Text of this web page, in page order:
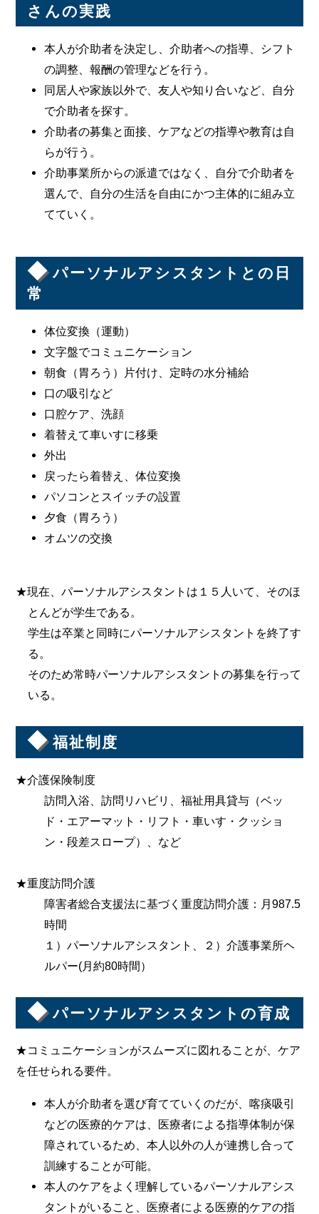
さんの実践
本人が介助者を決定し、介助者への指導、シフト
の調整、報酬の管理などを行う。
同居人や家族以外で、友人や知り合いなど、自分
で介助者を探す。
介助者の募集と面接、ケアなどの指導や教育は自
らが行う。
介助事業所からの派遣ではなく、自分で介助者を
選んで、自分の生活を自由にかつ主体的に組み立
てていく。
◆ パーソナルアシスタントとの日
常
体位変換（運動）
文字盤でコミュニケーション
朝食（胃ろう）片付け、定時の水分補給
口の吸引など
口腔ケア、洗顔
着替えて車いすに移乗
外出
戻ったら着替え、体位変換
パソコンとスイッチの設置
夕食（胃ろう）
オムツの交換
★現在、パーソナルアシスタントは１５人いて、そのほ
とんどが学生である。
学生は卒業と同時にパーソナルアシスタントを終了す
る。
そのため常時パーソナルアシスタントの募集を行って
いる。
◆ 福祉制度
★介護保険制度
訪問入浴、訪問リハビリ、福祉用具貸与（ベッ
ド・エアーマット・リフト・車いす・クッショ
ン・段差スロープ）、など
★重度訪問介護
障害者総合支援法に基づく重度訪問介護：月987.5
時間
１）パーソナルアシスタント、２）介護事業所ヘ
ルパー(月約80時間）
◆ パーソナルアシスタントの育成
★コミュニケーションがスムーズに図れることが、ケア
を任せられる要件。
本人が介助者を選び育てていくのだが、喀痰吸引
などの医療的ケアは、医療者による指導体制が保
障されているため、本人以外の人が連携し合って
訓練することが可能。
本人のケアをよく理解しているパーソナルアシス
タントがいること、医療者による医療的ケアの指